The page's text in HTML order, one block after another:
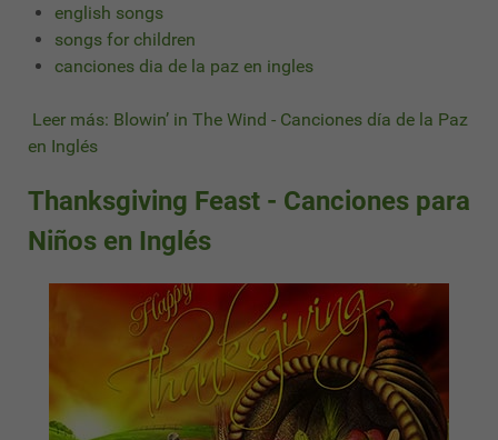
english songs
songs for children
canciones dia de la paz en ingles
Leer más: Blowin’ in The Wind - Canciones día de la Paz
en Inglés
Thanksgiving Feast - Canciones para
Niños en Inglés